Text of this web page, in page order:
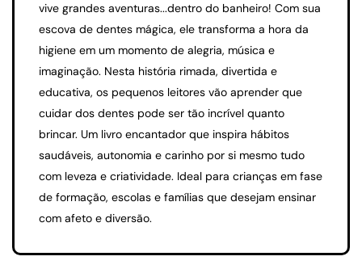
vive grandes aventuras...dentro do banheiro! Com sua
escova de dentes mágica, ele transforma a hora da
higiene em um momento de alegria, música e
imaginação. Nesta história rimada, divertida e
educativa, os pequenos leitores vão aprender que
cuidar dos dentes pode ser tão incrível quanto
brincar. Um livro encantador que inspira hábitos
saudáveis, autonomia e carinho por si mesmo tudo
com leveza e criatividade. Ideal para crianças em fase
de formação, escolas e famílias que desejam ensinar
com afeto e diversão.